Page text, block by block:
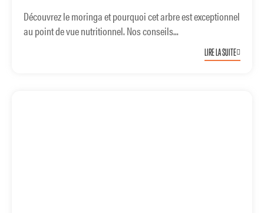
Découvrez le moringa et pourquoi cet arbre est exceptionnel
au point de vue nutritionnel. Nos conseils...
LIRE LA SUITE